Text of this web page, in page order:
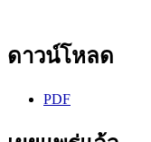
ดาวน์โหลด
PDF